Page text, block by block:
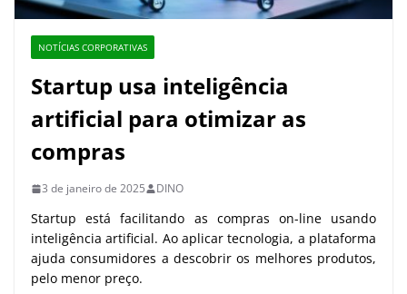
NOTÍCIAS CORPORATIVAS
Startup usa inteligência
artificial para otimizar as
compras
3 de janeiro de 2025 DINO
Startup está facilitando as compras on-line usando
inteligência artificial. Ao aplicar tecnologia, a plataforma
ajuda consumidores a descobrir os melhores produtos,
pelo menor preço.